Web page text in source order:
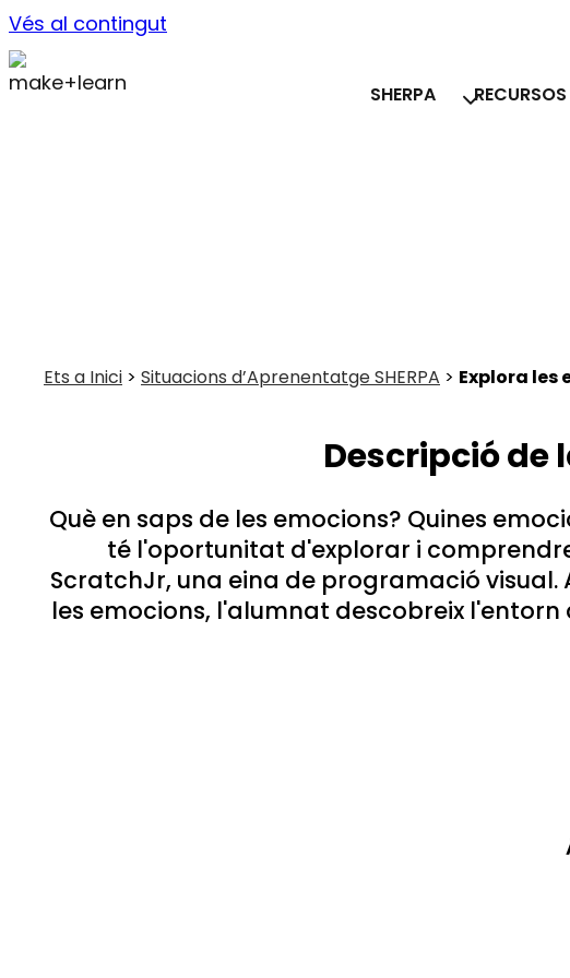
Vés al contingut
SHERPA
Ets a Inici > Situacions d’Aprenentatge SHERPA > Explora les
Descripció de
Què en saps de les emocions? Quines
té l'oportunitat d'explorar i
ScratchJr, una eina de programació
les emocions, l'alumnat descobreix